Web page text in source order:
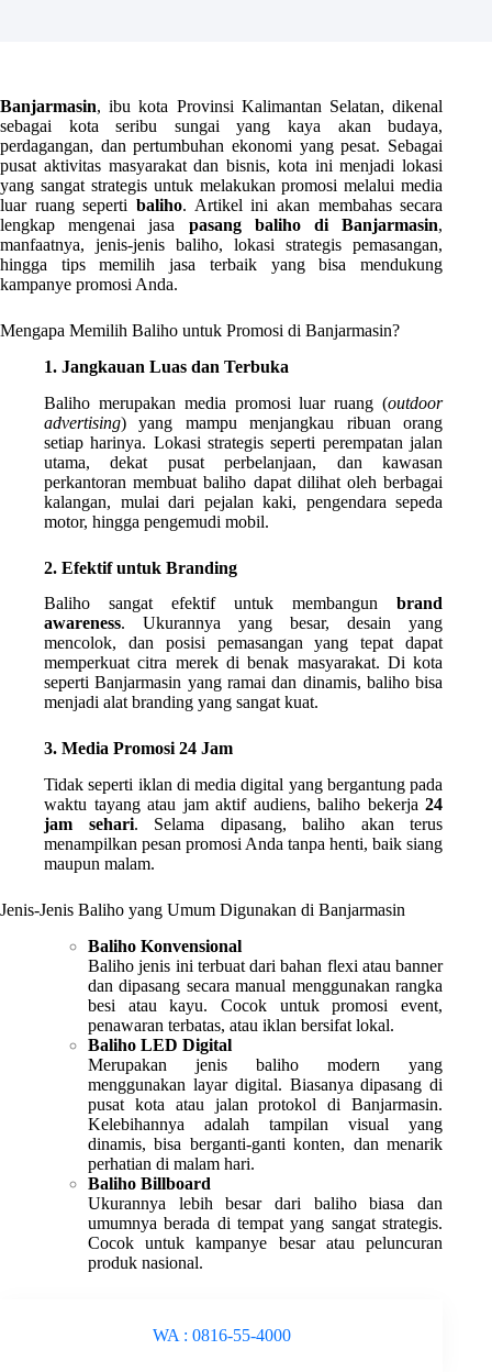
Banjarmasin, ibu kota Provinsi Kalimantan Selatan, dikenal
sebagai kota seribu sungai yang kaya akan budaya,
perdagangan, dan pertumbuhan ekonomi yang pesat. Sebagai
pusat aktivitas masyarakat dan bisnis, kota ini menjadi lokasi
yang sangat strategis untuk melakukan promosi melalui media
luar ruang seperti baliho. Artikel ini akan membahas secara
lengkap mengenai jasa pasang baliho di Banjarmasin,
manfaatnya, jenis-jenis baliho, lokasi strategis pemasangan,
hingga tips memilih jasa terbaik yang bisa mendukung
kampanye promosi Anda.
Mengapa Memilih Baliho untuk Promosi di Banjarmasin?
1. Jangkauan Luas dan Terbuka
Baliho merupakan media promosi luar ruang (outdoor
advertising) yang mampu menjangkau ribuan orang
setiap harinya. Lokasi strategis seperti perempatan jalan
utama, dekat pusat perbelanjaan, dan kawasan
perkantoran membuat baliho dapat dilihat oleh berbagai
kalangan, mulai dari pejalan kaki, pengendara sepeda
motor, hingga pengemudi mobil.
2. Efektif untuk Branding
Baliho sangat efektif untuk membangunbrand
awareness. Ukurannya yang besar, desain yang
mencolok, dan posisi pemasangan yang tepat dapat
memperkuat citra merek di benak masyarakat. Di kota
seperti Banjarmasin yang ramai dan dinamis, baliho bisa
menjadi alat branding yang sangat kuat.
3. Media Promosi 24 Jam
Tidak seperti iklan di media digital yang bergantung pada
waktu tayang atau jam aktif audiens, baliho bekerja24
jam sehari. Selama dipasang, baliho akan terus
menampilkan pesan promosi Anda tanpa henti, baik siang
maupun malam.
Jenis-Jenis Baliho yang Umum Digunakan di Banjarmasin
Baliho Konvensional
Baliho jenis ini terbuat dari bahan flexi atau banner
dan dipasang secara manual menggunakan rangka
besi atau kayu. Cocok untuk promosi event,
penawaran terbatas, atau iklan bersifat lokal.
Baliho LED Digital
Merupakan jenis baliho modern yang
menggunakan layar digital. Biasanya dipasang di
pusat kota atau jalan protokol di Banjarmasin.
Kelebihannya adalah tampilan visual yang
dinamis, bisa berganti-ganti konten, dan menarik
perhatian di malam hari.
Baliho Billboard
Ukurannya lebih besar dari baliho biasa dan
umumnya berada di tempat yang sangat strategis.
Cocok untuk kampanye besar atau peluncuran
produk nasional.
WA : 0816-55-4000